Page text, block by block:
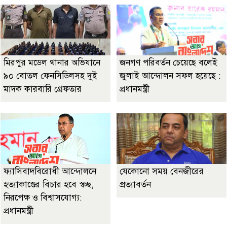
মিরপুর মডেল থানার অভিযানে
৯০ বোতল ফেনসিডিলসহ দুই
মাদক কারবারি গ্রেফতার
জনগণ পরিবর্তন চেয়েছে বলেই
জুলাই আন্দোলন সফল হয়েছে :
প্রধানমন্ত্রী
ফ্যাসিবাদবিরোধী আন্দোলনে
হত্যাকাণ্ডের বিচার হবে স্বচ্ছ,
নিরপেক্ষ ও বিশ্বাসযোগ্য:
প্রধানমন্ত্রী
যেকোনো সময় বেনজীরের
প্রত্যাবর্তন